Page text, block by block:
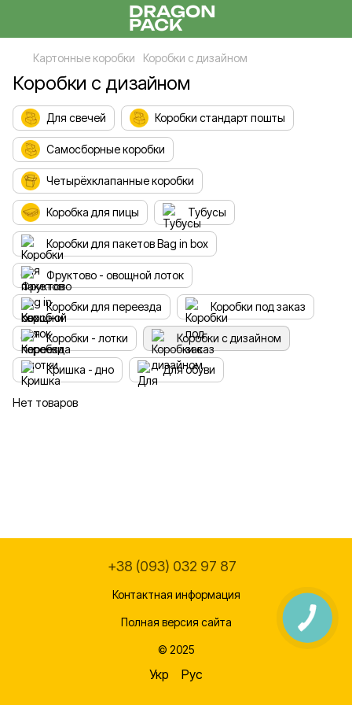
Картонные коробки Коробки с дизайном
Коробки с дизайном
Для свечей Коробки стандарт пошты
Самосборные коробки
Четырёхклапанные коробки
Коробка для пицы Тубусы
Коробки для пакетoв Bag in box
Фруктово - овощной лоток
Коробки для переезда Коробки под заказ
Коробки - лотки Коробки с дизайном
Кришка - дно Для обуви
Нет товаров
+38 (093) 032 97 87
Контактная информация
Полная версия сайта
© 2025
Укр Рус